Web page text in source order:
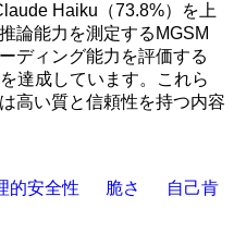
Haiku（73.8%）を上
論能力を測定するMGSM
ディング能力を評価する
達成しています。これら
高い質と信頼性を持つ内容
的安全性 脆さ
自己肯